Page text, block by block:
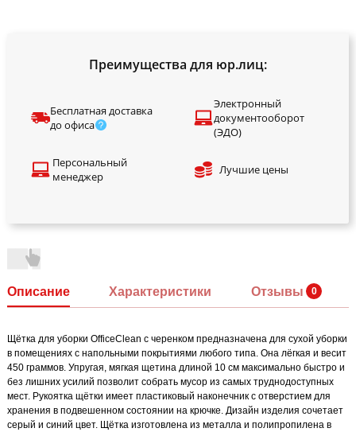
Преимущества для юр.лиц:
Бесплатная доставка
до офиса
Электронный
документооборот
(ЭДО)
Персональный
менеджер
Лучшие цены
Описание Характеристики Отзывы
Щётка для уборки OfficeClean с черенком предназначена для сухой уборки
в помещениях с напольными покрытиями любого типа. Она лёгкая и весит
450 граммов. Упругая, мягкая щетина длиной 10 см максимально быстро и
без лишних усилий позволит собрать мусор из самых труднодоступных
мест. Рукоятка щётки имеет пластиковый наконечник с отверстием для
хранения в подвешенном состоянии на крючке. Дизайн изделия сочетает
серый и синий цвет. Щётка изготовлена из металла и полипропилена в